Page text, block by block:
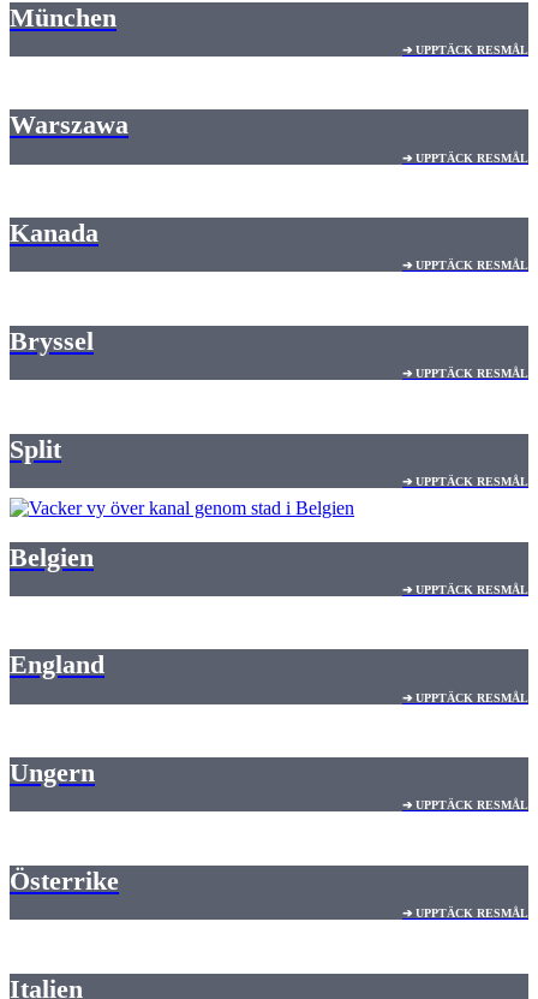
München
➔ UPPTÄCK RESMÅL
Warszawa
➔ UPPTÄCK RESMÅL
Kanada
➔ UPPTÄCK RESMÅL
Bryssel
➔ UPPTÄCK RESMÅL
Split
➔ UPPTÄCK RESMÅL
Belgien
➔ UPPTÄCK RESMÅL
England
➔ UPPTÄCK RESMÅL
Ungern
➔ UPPTÄCK RESMÅL
Österrike
➔ UPPTÄCK RESMÅL
Italien